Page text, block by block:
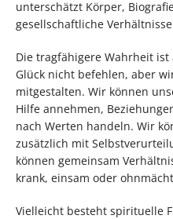
unterschätzt Körper,
gesellschaftliche
Die tragfähigere Wahrheit
Glück nicht befehlen, aber
mitgestalten. Wir können
Hilfe annehmen,
nach Werten handeln. Wir
zusätzlich mit
können gemeinsam
krank, einsam oder
Vielleicht besteht spirituelle